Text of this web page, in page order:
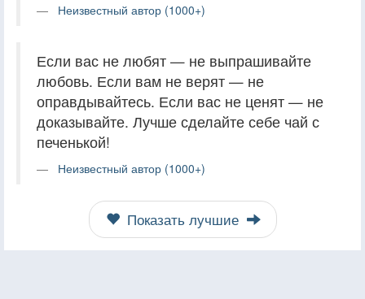
Неизвестный автор (1000+)
Если вас не любят — не выпрашивайте
любовь. Если вам не верят — не
оправдывайтесь. Если вас не ценят — не
доказывайте. Лучше сделайте себе чай с
печенькой!
Неизвестный автор (1000+)
Показать лучшие